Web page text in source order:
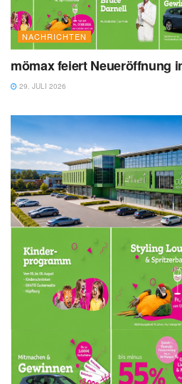
NACHRICHTEN
mömax feiert Neueröffnung
29. JULI 2026